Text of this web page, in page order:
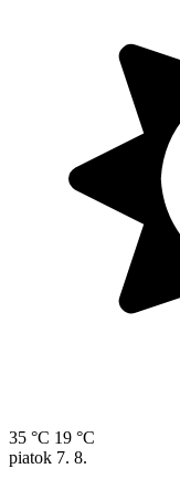
35 °C 19 °C
piatok 7. 8.